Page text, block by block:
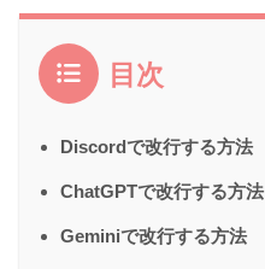
目次
Discordで改行する方法
ChatGPTで改行する方法
Geminiで改行する方法